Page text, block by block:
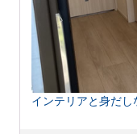
インテリアと身だ